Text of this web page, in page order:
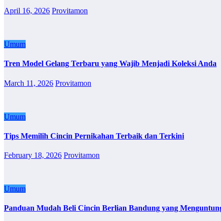
April 16, 2026 Provitamon
Umum
Tren Model Gelang Terbaru yang Wajib Menjadi Koleksi Anda
March 11, 2026 Provitamon
Umum
Tips Memilih Cincin Pernikahan Terbaik dan Terkini
February 18, 2026 Provitamon
Umum
Panduan Mudah Beli Cincin Berlian Bandung yang